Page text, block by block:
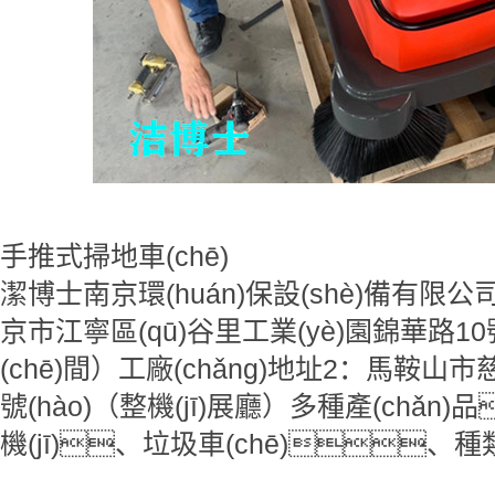
手推式掃地車(chē)
潔博士南京環(huán)保設(shè)備有限公
京市江寧區(qū)谷里工業(yè)園錦華路
(chē)間）工廠(chǎng)地址2：馬鞍山市
號(hào)（整機(jī)展廳）多種產(chǎn)
機(jī)、垃圾車(chē)、種